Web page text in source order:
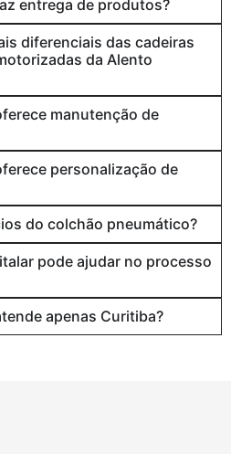
entrega de produtos?
diferenciais das cadeiras
da Alento
manutenção de
personalização de
do colchão pneumático?
pode ajudar no processo
apenas Curitiba?